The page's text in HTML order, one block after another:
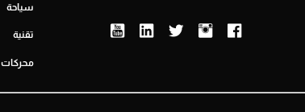
سياحة
تقنية
محركات